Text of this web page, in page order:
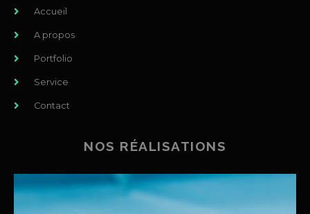
Accueil
A propos
Portfolio
Service
Contact
NOS RÉALISATIONS